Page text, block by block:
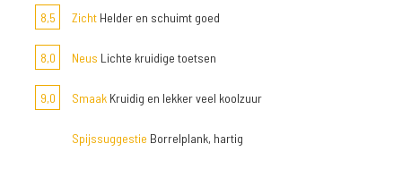
8,5
Zicht Helder en schuimt goed
8,0 Neus Lichte kruidige toetsen
9,0 Smaak Kruidig en lekker veel koolzuur
Spijssuggestie Borrelplank, hartig